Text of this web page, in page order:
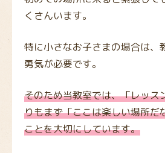
くさんいます。
特に小さなお子さまの場合は、
勇気が必要です。
そのため当教室では、「レッス
りもまず「ここは楽しい場所だ
ことを大切にしています。